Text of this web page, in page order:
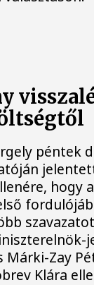
péntek
hogy
Márki-Zay
Klára